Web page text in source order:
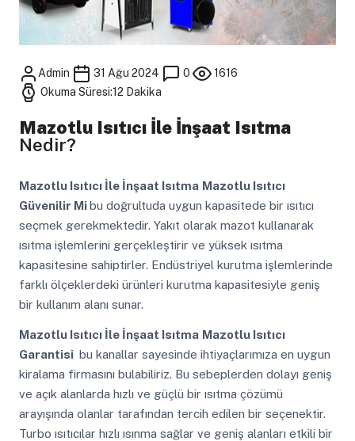
Admin 31 Ağu 2024 0
1616
Okuma Süresi:12 Dakika
Mazotlu Isıtıcı İle İnşaat Isıtma
Nedir?
Mazotlu Isıtıcı İle İnşaat Isıtma Mazotlu Isıtıcı
Güvenilir Mibu doğrultuda uygun kapasitede bir ısıtıcı
seçmek gerekmektedir. Yakıt olarak mazot kullanarak
ısıtma işlemlerini gerçekleştirir ve yüksek ısıtma
kapasitesine sahiptirler. Endüstriyel kurutma işlemlerinde
farklı ölçeklerdeki ürünleri kurutma kapasitesiyle geniş
bir kullanım alanı sunar.
Mazotlu Isıtıcı İle İnşaat Isıtma Mazotlu Isıtıcı
Garantisi bu kanallar sayesinde ihtiyaçlarımıza en uygun
kiralama firmasını bulabiliriz. Bu sebeplerden dolayı geniş
ve açık alanlarda hızlı ve güçlü bir ısıtma çözümü
arayışında olanlar tarafından tercih edilen bir seçenektir.
Turbo ısıtıcılar hızlı ısınma sağlar ve geniş alanları etkili bir